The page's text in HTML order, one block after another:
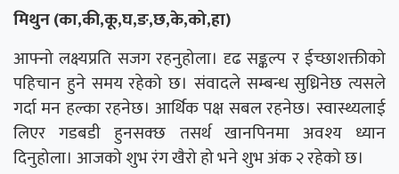
मिथुन (का,की,कू,घ,ङ,छ,के,को,हा)
आफ्नो लक्ष्यप्रति सजग रहनुहोला। दृढ सङ्कल्प र ईच्छाशक्तीको
पहिचान हुने समय रहेको छ। संवादले सम्बन्ध सुध्रिनेछ त्यसले
गर्दा मन हल्का रहनेछ। आर्थिक पक्ष सबल रहनेछ। स्वास्थ्यलाई
लिएर गडबडी हुनसक्छ तसर्थ खानपिनमा अवश्य ध्यान
दिनुहोला। आजको शुभ रंग खैरो हो भने शुभ अंक २ रहेको छ।